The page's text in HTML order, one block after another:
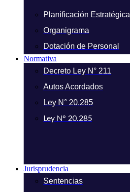
Planificación Estratégica
Organigrama
Dotación de Personal
Normativa
Decreto Ley N° 211
Autos Acordados
Ley N° 20.285
Ley N° 20.285
Jurisprudencia
Sentencias